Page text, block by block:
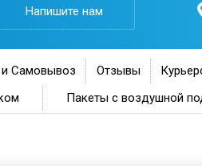
Напишите нам
Самовывоз Отзывы
Пакеты с воздушной